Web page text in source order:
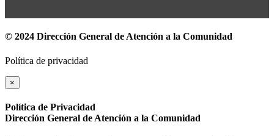
© 2024 Dirección General de Atención a la Comunidad
Política de privacidad
×
Política de Privacidad
Dirección General de Atención a la Comunidad